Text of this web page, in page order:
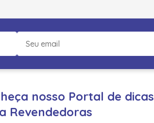
nosso Portal de dicas
Revendedoras